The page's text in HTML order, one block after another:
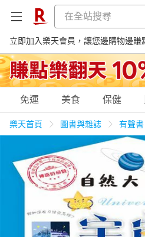
立即加入樂天會員，讓您邊購物邊賺
購物網分類
天天免運 美食蛋糕
3C家電
免運 美食 保健
樂天首頁 圖書與雜誌 有聲書